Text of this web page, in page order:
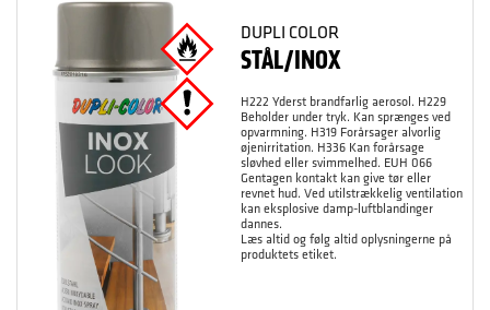
DUPLI COLOR
STÅL/INOX
H222 Yderst brandfarlig aerosol. H229
Beholder under tryk. Kan sprænges ved
opvarmning. H319 Forårsager alvorlig
øjenirritation. H336 Kan forårsage
sløvhed eller svimmelhed. EUH 066
Gentagen kontakt kan give tør eller
revnet hud. Ved utilstrækkelig ventilation
kan eksplosive damp-luftblandinger
dannes.
Læs altid og følg altid oplysningerne på
produktets etiket.